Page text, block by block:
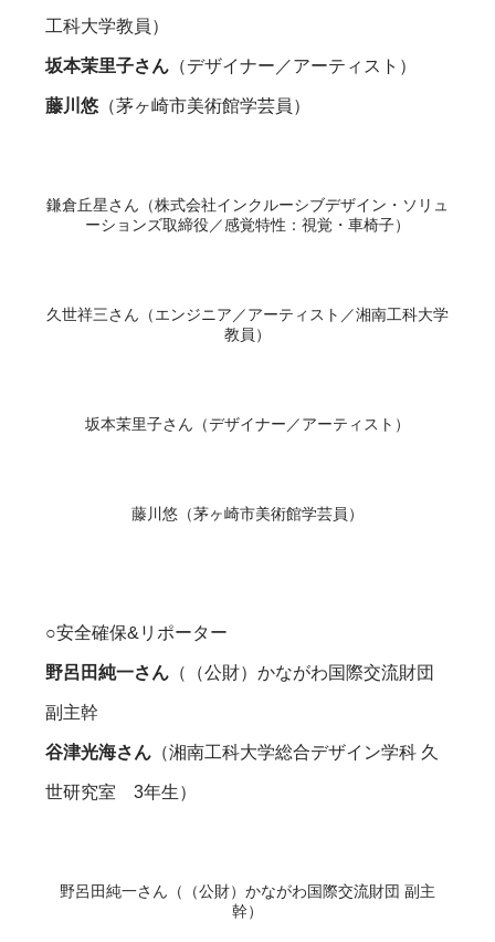
工科大学教員）
坂本茉里子さん （デザイナー／アーティスト）
藤川悠 （茅ヶ崎市美術館学芸員）
鎌倉丘星さん（株式会社インクルーシブデザイン・ソリュ
ーションズ取締役／感覚特性：視覚・車椅子）
久世祥三さん（エンジニア／アーティスト／湘南工科大学
教員）
坂本茉里子さん（デザイナー／アーティスト）
藤川悠（茅ヶ崎市美術館学芸員）
○安全確保&リポーター
野呂田純一さん （（公財）かながわ国際交流財団
副主幹
谷津光海さん （湘南工科大学総合デザイン学科 久
世研究室 3年生）
野呂田純一さん（（公財）かながわ国際交流財団 副主
幹）